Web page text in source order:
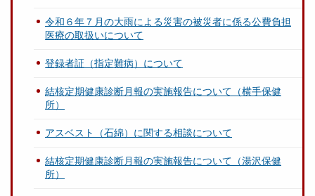
令和６年７月の大雨による災害の被災者に係る公費負担
医療の取扱いについて
登録者証（指定難病）について
結核定期健康診断月報の実施報告について（横手保健
所）
アスベスト（石綿）に関する相談について
結核定期健康診断月報の実施報告について（湯沢保健
所）